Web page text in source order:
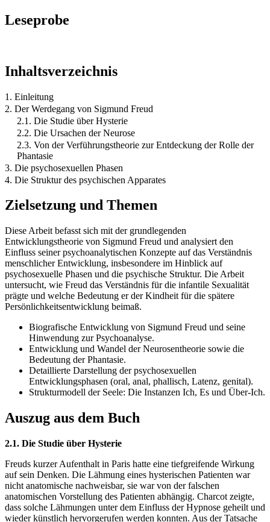
Leseprobe
Inhaltsverzeichnis
1. Einleitung
2. Der Werdegang von Sigmund Freud
2.1. Die Studie über Hysterie
2.2. Die Ursachen der Neurose
2.3. Von der Verführungstheorie zur Entdeckung der Rolle der
Phantasie
3. Die psychosexuellen Phasen
4. Die Struktur des psychischen Apparates
Zielsetzung und Themen
Diese Arbeit befasst sich mit der grundlegenden
Entwicklungstheorie von Sigmund Freud und analysiert den
Einfluss seiner psychoanalytischen Konzepte auf das Verständnis
menschlicher Entwicklung, insbesondere im Hinblick auf
psychosexuelle Phasen und die psychische Struktur. Die Arbeit
untersucht, wie Freud das Verständnis für die infantile Sexualität
prägte und welche Bedeutung er der Kindheit für die spätere
Persönlichkeitsentwicklung beimaß.
Biografische Entwicklung von Sigmund Freud und seine
Hinwendung zur Psychoanalyse.
Entwicklung und Wandel der Neurosentheorie sowie die
Bedeutung der Phantasie.
Detaillierte Darstellung der psychosexuellen
Entwicklungsphasen (oral, anal, phallisch, Latenz, genital).
Strukturmodell der Seele: Die Instanzen Ich, Es und Über-Ich.
Auszug aus dem Buch
2.1. Die Studie über Hysterie
Freuds kurzer Aufenthalt in Paris hatte eine tiefgreifende Wirkung
auf sein Denken. Die Lähmung eines hysterischen Patienten war
nicht anatomische nachweisbar, sie war von der falschen
anatomischen Vorstellung des Patienten abhängig. Charcot zeigte,
dass solche Lähmungen unter dem Einfluss der Hypnose geheilt und
wieder künstlich hervorgerufen werden konnten. Aus der Tatsache